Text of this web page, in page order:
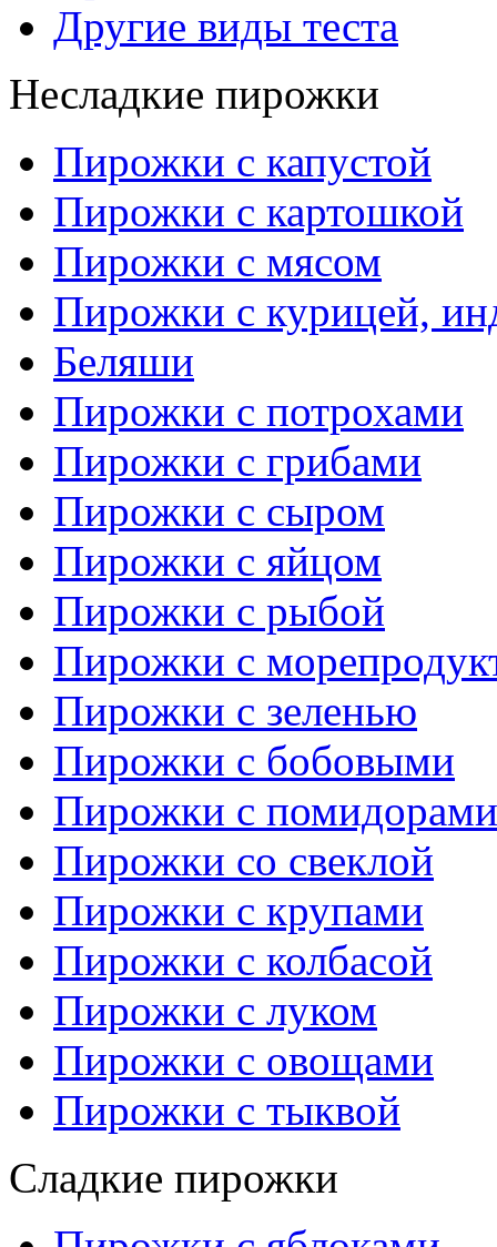
Другие виды теста
Несладкие пирожки
Пирожки с капустой
Пирожки с картошкой
Пирожки с мясом
Пирожки с курицей,
Беляши
Пирожки с потрохами
Пирожки с грибами
Пирожки с сыром
Пирожки с яйцом
Пирожки с рыбой
Пирожки с
Пирожки с зеленью
Пирожки с бобовыми
Пирожки с помидорами
Пирожки со свеклой
Пирожки с крупами
Пирожки с колбасой
Пирожки с луком
Пирожки с овощами
Пирожки с тыквой
Сладкие пирожки